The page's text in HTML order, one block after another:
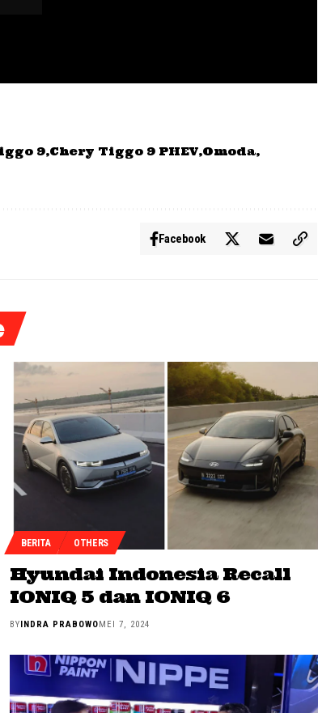
9 Chery Tiggo 9 PHEV Omoda
Facebook
BERITA OTHERS
Hyundai Indonesia Recall
IONIQ 5 dan IONIQ 6
BY INDRA PRABOWO MEI 7, 2024